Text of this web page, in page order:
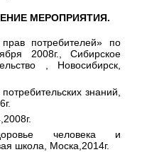
МЕРОПРИЯТИЯ.
потребителей» по
2008г., Сибирское
, Новосибирск,
знаний,
человека и
школа, Моска,2014г.